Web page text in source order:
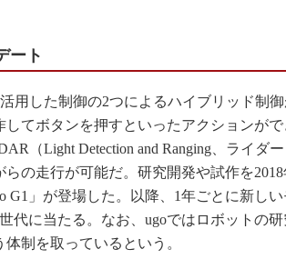
知財マネジメント
海外生産
グローバル設計
制御セキュリテ
新型コロナへの
ート
用した制御の2つによるハイブリッド制
してボタンを押すといったアクションが
（Light Detection and Ranging、ライダ
の走行が可能だ。研究開発や試作を
G1」が登場した。以降、1年ごとに新し
代に当たる。なお、ugoではロボットの
制を取っているという。